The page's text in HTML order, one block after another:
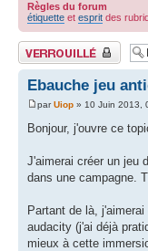
Règles du forum
étiquette et esprit des
Fil verrouillé
Ebauche jeu
parUiop » 10 Juin 2013,
Bonjour, j'ouvre ce
J'aimerai créer un jeu
dans une campagne.
Partant de là,
audacity (j'ai déjà
mieux à cette